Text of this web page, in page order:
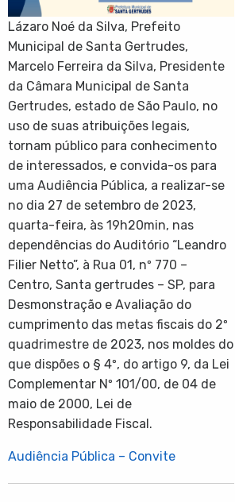
Lázaro Noé da Silva, Prefeito
Municipal de Santa Gertrudes,
Marcelo Ferreira da Silva, Presidente
da Câmara Municipal de Santa
Gertrudes, estado de São Paulo, no
uso de suas atribuições legais,
tornam público para conhecimento
de interessados, e convida-os para
uma Audiência Pública, a realizar-se
no dia 27 de setembro de 2023,
quarta-feira, às 19h20min, nas
dependências do Auditório “Leandro
Filier Netto”, à Rua 01, nº 770 –
Centro, Santa gertrudes – SP, para
Desmonstração e Avaliação do
cumprimento das metas fiscais do 2º
quadrimestre de 2023, nos moldes do
que dispões o § 4º, do artigo 9, da Lei
Complementar Nº 101/00, de 04 de
maio de 2000, Lei de
Responsabilidade Fiscal.
Audiência Pública – Convite